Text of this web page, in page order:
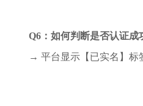
Q6 ：如何判断是否认证成
→ 平台显示【已实名】标